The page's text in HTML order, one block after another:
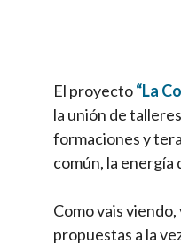
El proyecto“La
la unión de
formaciones y
común, la energía
Como vais
propuestas a la